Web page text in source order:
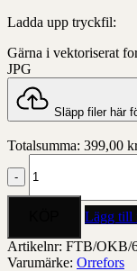
Ladda upp tryckfil:
Gärna i vektoriserat
JPG
Släpp filer här
Totalsumma: 399,00
City
Stockholm
mängd
Lägg till
Artikelnr: FTB/OKB/
Varumärke: Orrefors